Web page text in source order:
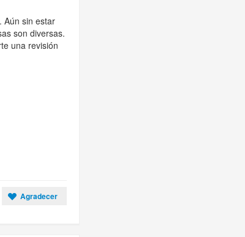
Aún sin estar
son diversas.
una revisión
Agradecer